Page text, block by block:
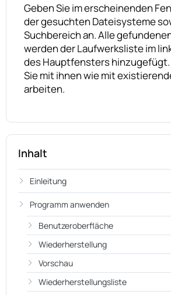
Geben Sie im erscheinenden
der gesuchten Dateisysteme
Suchbereich an. Alle
werden der Laufwerksliste im
des Hauptfensters hinzugefügt.
Sie mit ihnen wie mit
arbeiten.
Inhalt
Einleitung
Programm anwenden
Benutzeroberfläche
Wiederherstellung
Vorschau
Wiederherstellungsliste